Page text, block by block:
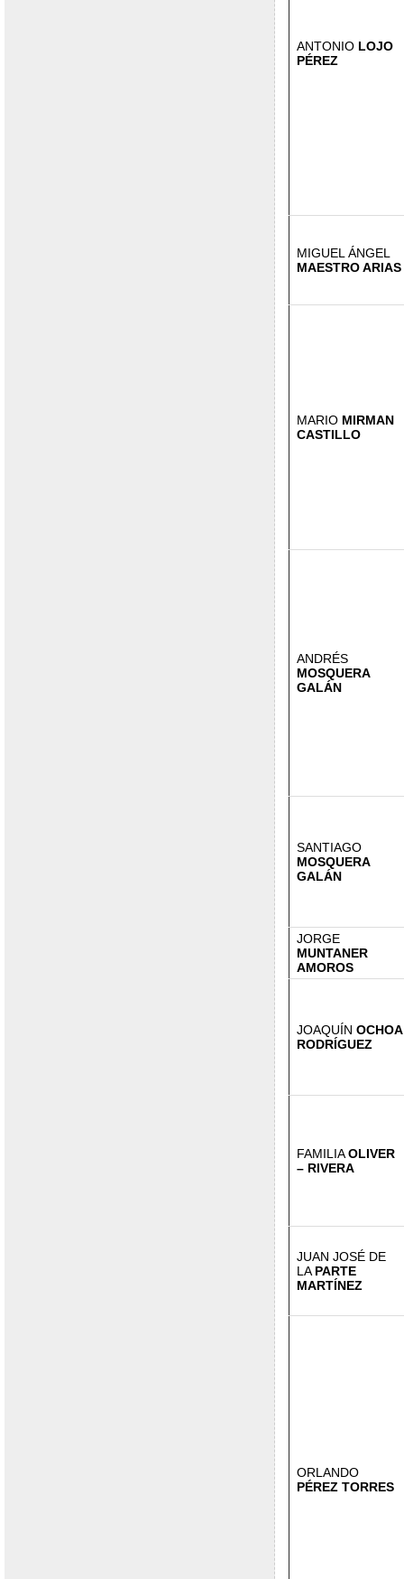
ANTONIO LOJO
PÉREZ
MIGUEL ÁNGEL
MAESTRO ARIAS
MARIO MIRMAN
CASTILLO
ANDRÉS
MOSQUERA
GALÁN
SANTIAGO
MOSQUERA
GALÁN
JORGE
MUNTANER
AMOROS
JOAQUÍN OCHOA
RODRÍGUEZ
FAMILIAOLIVER
– RIVERA
JUAN JOSÉ DE
LA PARTE
MARTÍNEZ
ORLANDO
PÉREZ TORRES